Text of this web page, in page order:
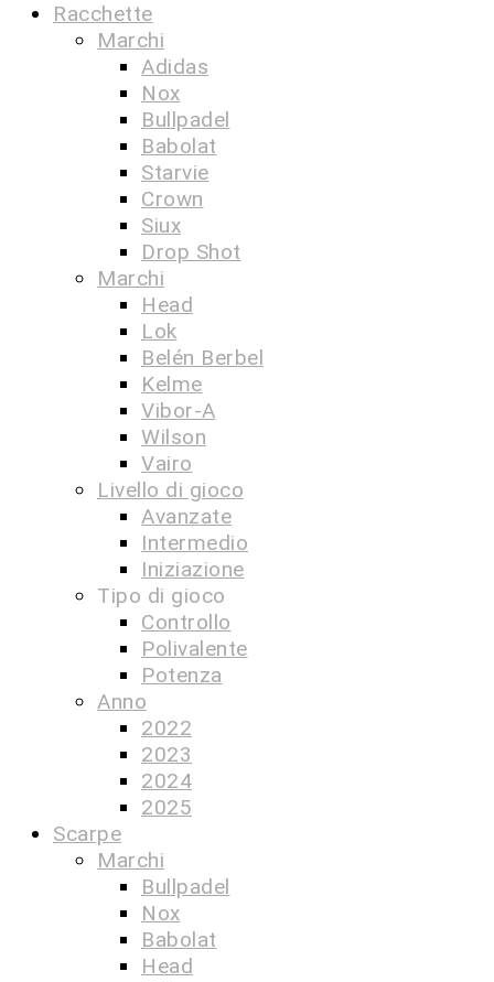
Racchette
Marchi
Adidas
Nox
Bullpadel
Babolat
Starvie
Crown
Siux
Drop Shot
Marchi
Head
Lok
Belén Berbel
Kelme
Vibor-A
Wilson
Vairo
Livello di gioco
Avanzate
Intermedio
Iniziazione
Tipo di gioco
Controllo
Polivalente
Potenza
Anno
2022
2023
2024
2025
Scarpe
Marchi
Bullpadel
Nox
Babolat
Head